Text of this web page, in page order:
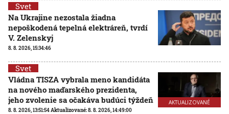
Svet
Na Ukrajine nezostala žiadna
nepoškodená tepelná elektráreň, tvrdí
V. Zelenskyj
8. 8. 2026, 15:34:46
AKTUALIZOVANÉ
Svet
Vládna TISZA vybrala meno kandidáta
na nového maďarského prezidenta,
jeho zvolenie sa očakáva budúci týždeň
8. 8. 2026, 13:51:54Aktualizované:8. 8. 2026, 14:49:00